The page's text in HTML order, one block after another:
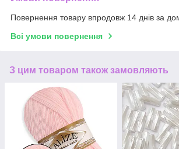
Повернення товару впродовж 14 днів за
Всі умови повернення
З цим товаром також замовляють